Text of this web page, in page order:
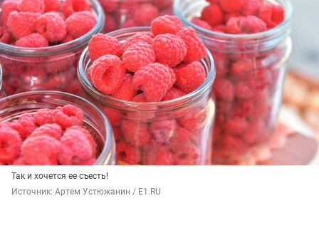
Так и хочется ее съесть!
Источник: Артем Устюжанин / E1.RU